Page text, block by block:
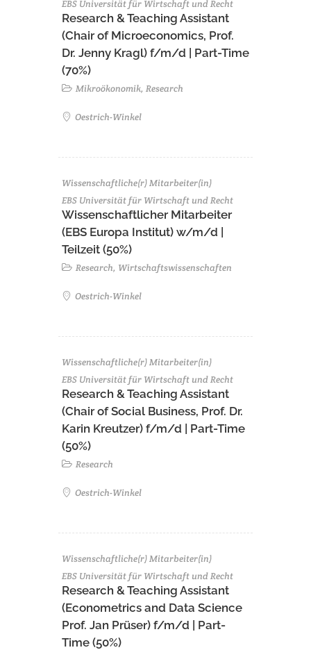
EBS Universität für Wirtschaft und Recht
Research & Teaching Assistant
(Chair of Microeconomics, Prof.
Dr. Jenny Kragl) f/m/d | Part-Time
(70%)
Mikroökonomik, Research
Oestrich-Winkel
Wissenschaftliche(r) Mitarbeiter(in)
EBS Universität für Wirtschaft und Recht
Wissenschaftlicher Mitarbeiter
(EBS Europa Institut) w/m/d |
Teilzeit (50%)
Research, Wirtschaftswissenschaften
Oestrich-Winkel
Wissenschaftliche(r) Mitarbeiter(in)
EBS Universität für Wirtschaft und Recht
Research & Teaching Assistant
(Chair of Social Business, Prof. Dr.
Karin Kreutzer) f/m/d | Part-Time
(50%)
Research
Oestrich-Winkel
Wissenschaftliche(r) Mitarbeiter(in)
EBS Universität für Wirtschaft und Recht
Research & Teaching Assistant
(Econometrics and Data Science
Prof. Jan Prüser) f/m/d | Part-
Time (50%)